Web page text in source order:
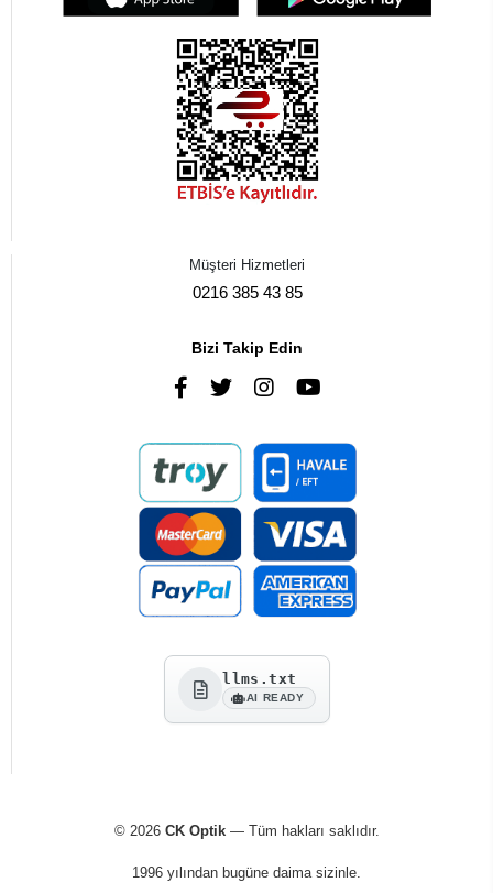
Müşteri Hizmetleri
0216 385 43 85
Bizi Takip Edin
llms.txt
AI READY
© 2026 CK Optik— Tüm hakları saklıdır.
1996 yılından bugüne daima sizinle.